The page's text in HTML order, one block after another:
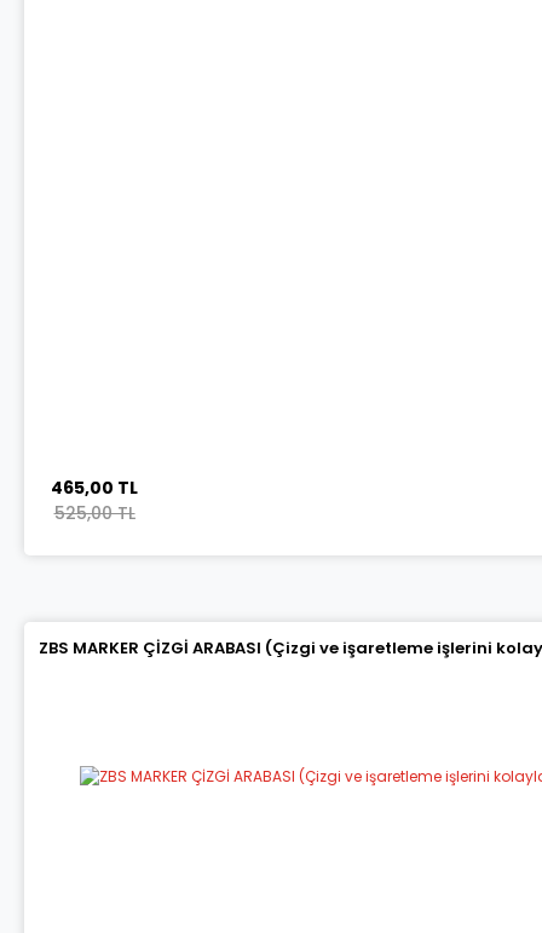
465,00 TL
525,00 TL
ZBS MARKER ÇİZGİ ARABASI (Çizgi ve işaretleme işlerini